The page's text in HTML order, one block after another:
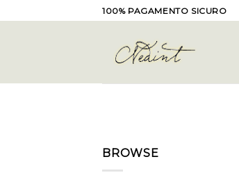
to
100% PAGAMENTO SICURO
BROWSE